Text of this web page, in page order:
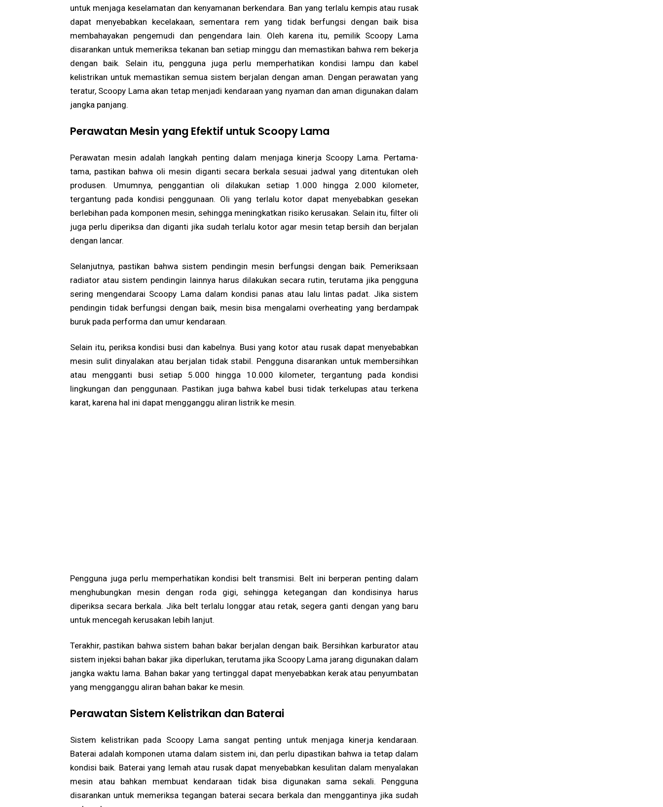
untuk menjaga keselamatan dan kenyamanan berkendara. Ban yang terlalu kempis atau rusak
dapat menyebabkan kecelakaan, sementara rem yang tidak berfungsi dengan baik bisa
membahayakan pengemudi dan pengendara lain. Oleh karena itu, pemilik Scoopy Lama
disarankan untuk memeriksa tekanan ban setiap minggu dan memastikan bahwa rem bekerja
dengan baik. Selain itu, pengguna juga perlu memperhatikan kondisi lampu dan kabel
kelistrikan untuk memastikan semua sistem berjalan dengan aman. Dengan perawatan yang
teratur, Scoopy Lama akan tetap menjadi kendaraan yang nyaman dan aman digunakan dalam
jangka panjang.
Perawatan Mesin yang Efektif untuk Scoopy Lama
Perawatan mesin adalah langkah penting dalam menjaga kinerja Scoopy Lama. Pertama-
tama, pastikan bahwa oli mesin diganti secara berkala sesuai jadwal yang ditentukan oleh
produsen. Umumnya, penggantian oli dilakukan setiap 1.000 hingga 2.000 kilometer,
tergantung pada kondisi penggunaan. Oli yang terlalu kotor dapat menyebabkan gesekan
berlebihan pada komponen mesin, sehingga meningkatkan risiko kerusakan. Selain itu, filter oli
juga perlu diperiksa dan diganti jika sudah terlalu kotor agar mesin tetap bersih dan berjalan
dengan lancar.
Selanjutnya, pastikan bahwa sistem pendingin mesin berfungsi dengan baik. Pemeriksaan
radiator atau sistem pendingin lainnya harus dilakukan secara rutin, terutama jika pengguna
sering mengendarai Scoopy Lama dalam kondisi panas atau lalu lintas padat. Jika sistem
pendingin tidak berfungsi dengan baik, mesin bisa mengalami overheating yang berdampak
buruk pada performa dan umur kendaraan.
Selain itu, periksa kondisi busi dan kabelnya. Busi yang kotor atau rusak dapat menyebabkan
mesin sulit dinyalakan atau berjalan tidak stabil. Pengguna disarankan untuk membersihkan
atau mengganti busi setiap 5.000 hingga 10.000 kilometer, tergantung pada kondisi
lingkungan dan penggunaan. Pastikan juga bahwa kabel busi tidak terkelupas atau terkena
karat, karena hal ini dapat mengganggu aliran listrik ke mesin.
Pengguna juga perlu memperhatikan kondisi belt transmisi. Belt ini berperan penting dalam
menghubungkan mesin dengan roda gigi, sehingga ketegangan dan kondisinya harus
diperiksa secara berkala. Jika belt terlalu longgar atau retak, segera ganti dengan yang baru
untuk mencegah kerusakan lebih lanjut.
Terakhir, pastikan bahwa sistem bahan bakar berjalan dengan baik. Bersihkan karburator atau
sistem injeksi bahan bakar jika diperlukan, terutama jika Scoopy Lama jarang digunakan dalam
jangka waktu lama. Bahan bakar yang tertinggal dapat menyebabkan kerak atau penyumbatan
yang mengganggu aliran bahan bakar ke mesin.
Perawatan Sistem Kelistrikan dan Baterai
Sistem kelistrikan pada Scoopy Lama sangat penting untuk menjaga kinerja kendaraan.
Baterai adalah komponen utama dalam sistem ini, dan perlu dipastikan bahwa ia tetap dalam
kondisi baik. Baterai yang lemah atau rusak dapat menyebabkan kesulitan dalam menyalakan
mesin atau bahkan membuat kendaraan tidak bisa digunakan sama sekali. Pengguna
disarankan untuk memeriksa tegangan baterai secara berkala dan menggantinya jika sudah